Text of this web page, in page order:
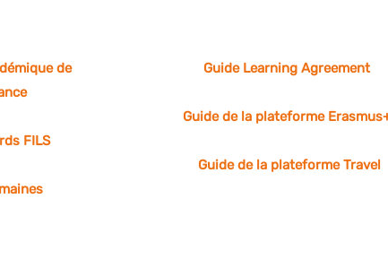
de
FILS
Guide Learning Agreement
Guide de la plateforme
Guide de la plateforme Travel